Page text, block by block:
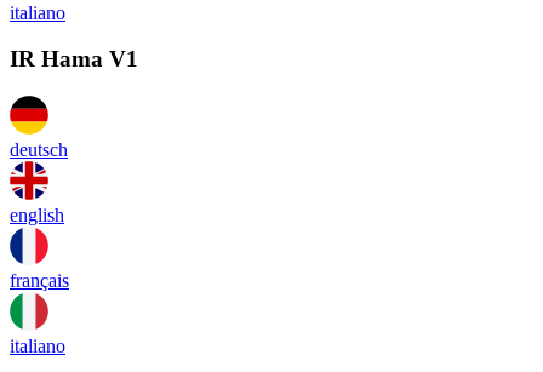
italiano
IR Hama V1
deutsch
english
français
italiano